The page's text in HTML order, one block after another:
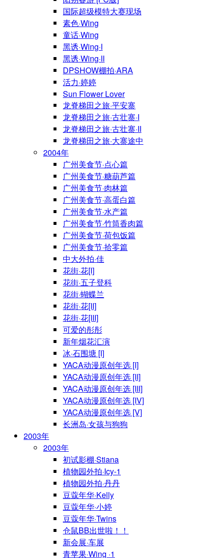
国际超级模特大赛现场
素色·Wing
童话·Wing
黑诱·Wing·I
黑诱·Wing·II
DPSHOW棚拍·ARA
活力·婷婷
Sun Flower Lover
龙脊梯田之旅·平安寨
龙脊梯田之旅·古壮寨·I
龙脊梯田之旅·古壮寨·II
龙脊梯田之旅·大寨途中
2004年
广州美食节·点心篇
广州美食节·糖葫芦篇
广州美食节·肉林篇
广州美食节·高蛋白篇
广州美食节·水产篇
广州美食节·竹筒香肉篇
广州美食节·荷包饭篇
广州美食节·拾零篇
中大外拍·佳
花街·花[I]
花街·五子登科
花街·蝴蝶兰
花街·花[II]
花街·花[III]
可爱的彤彤
新年烟花汇演
冰·石围塘 [I]
YACA动漫原创年选 [I]
YACA动漫原创年选 [II]
YACA动漫原创年选 [III]
YACA动漫原创年选 [IV]
YACA动漫原创年选 [V]
长洲岛·女孩与狗狗
2003年
2003年
初试影棚·Stiana
植物园外拍·Icy-1
植物园外拍·丹丹
豆蔻年华·Kelly
豆蔻年华·小婷
豆蔻年华·Twins
仓鼠BB出世啦！！
新会展·车展
青苹果·Wing ·1